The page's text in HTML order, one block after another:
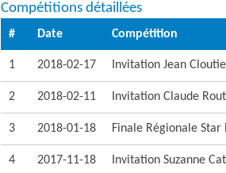
Compétitions détaillées
# Date Compétition
1 2018-02-17 Invitation Jean
2 2018-02-11 Invitation Claude
3 2018-01-18 Finale Régionale Star
4 2017-11-18 Invitation Suzanne